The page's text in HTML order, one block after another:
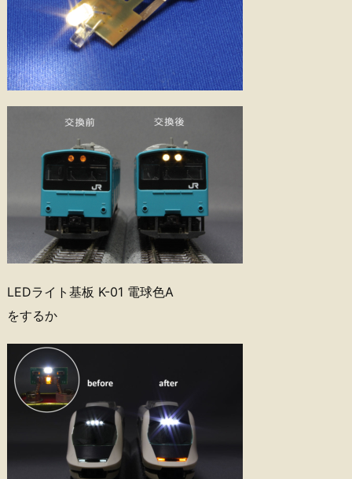
LEDライト基板 K-01 電球色A
をするか